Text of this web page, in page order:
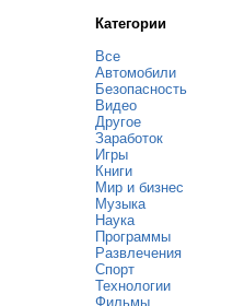
Категории
Все
Автомобили
Безопасность
Видео
Другое
Заработок
Игры
Книги
Мир и бизнес
Музыка
Наука
Программы
Развлечения
Спорт
Технологии
Фильмы